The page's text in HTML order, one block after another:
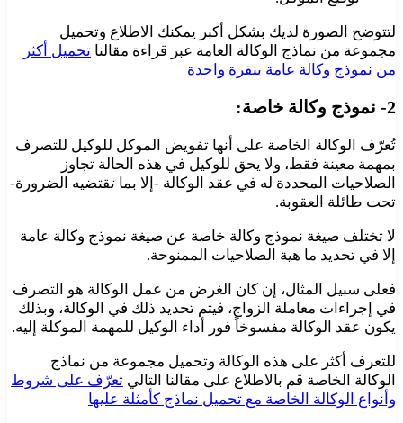
لتتوضح الصورة لديك بشكل أكبر يمكنك الاطلاع وتحميل
مجموعة من نماذج الوكالة العامة عبر قراءة مقالنا تحميل أكثر
من نموذج وكالة عامة بنقرة واحدة
2- نموذج وكالة خاصة:
تُعرّف الوكالة الخاصة على أنها تفويض الموكل للوكيل للتصرف
بمهمة معينة فقط، ولا يحق للوكيل في هذه الحالة تجاوز
الصلاحيات المحددة له في عقد الوكالة -إلا بما تقتضيه الضرورة-
تحت طائلة العقوبة.
لا تختلف صيغة نموذج وكالة خاصة عن صيغة نموذج وكالة عامة
إلا في تحديد ما هية الصلاحيات الممنوحة.
فعلى سبيل المثال، إن كان الغرض من عمل الوكالة هو التصرف
في إجراءات معاملة الزواج، فيتم تحديد ذلك في الوكالة، وبذلك
يكون عقد الوكالة مفسوخاً فور أداء الوكيل للمهمة الموكلة إليه.
للتعرف أكثر على هذه الوكالة وتحميل مجموعة من نماذج
الوكالة الخاصة قم بالاطلاع على مقالنا التالي تعرّف على شروط
وأنواع الوكالة الخاصة مع تحميل نماذج كأمثلة عليها